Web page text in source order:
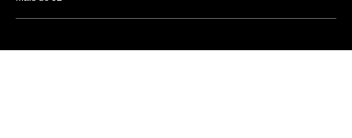
Esportes